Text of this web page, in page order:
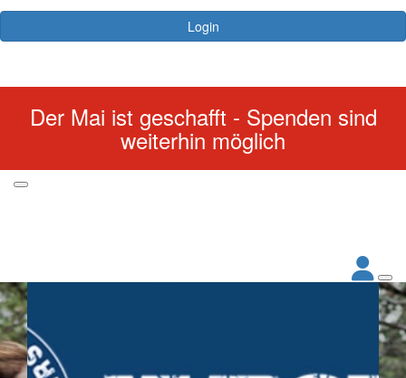
Login
Der Mai ist geschafft - Spenden sind
weiterhin möglich